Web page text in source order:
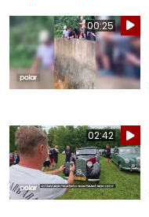
00:25
02:42